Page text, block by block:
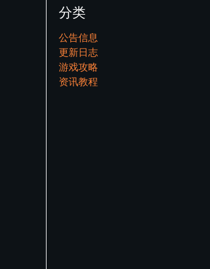
分类
公告信息
更新日志
游戏攻略
资讯教程